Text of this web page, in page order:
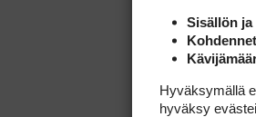
Sisällön ja
Hyväksymällä
hyväksy